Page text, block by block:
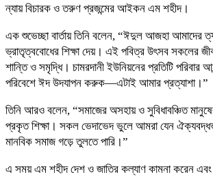
ন্যায় বিচারক ও তরুণ প্রজন্মের আইকন এম শহীদ।
এক শুভেচ্ছা বার্তায় তিনি বলেন, “ঈদুল আজহা আমাদের
ভ্রাতৃত্ববোধের শিক্ষা দেয়। এই পবিত্র উৎসব সকলের
শান্তি ও সমৃদ্ধি। চামরদানী ইউনিয়নের প্রতিটি পরিবার
পরিবেশে ঈদ উদযাপন করুক—এটাই আমার প্রত্যাশা।”
তিনি আরও বলেন, “সমাজের অসহায় ও সুবিধাবঞ্চিত
প্রকৃত শিক্ষা। সকল ভেদাভেদ ভুলে আমরা যেন
মানবিক সমাজ গড়ে তুলতে পারি।”
এ সময় এম শহীদ দেশ ও জাতির কল্যাণ কামনা করেন